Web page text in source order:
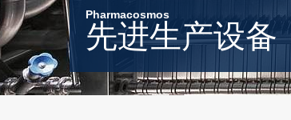
Pharmacosmos
先进生产设备